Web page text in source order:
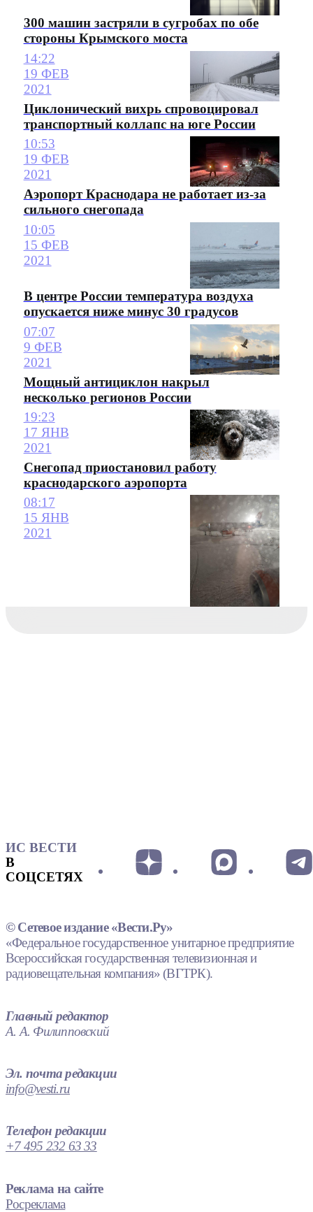
300 машин застряли в сугробах по обе
стороны Крымского моста
14:22
19 ФЕВ
2021
Циклонический вихрь спровоцировал
транспортный коллапс на юге России
10:53
19 ФЕВ
2021
Аэропорт Краснодара не работает из-за
сильного снегопада
10:05
15 ФЕВ
2021
В центре России температура воздуха
опускается ниже минус 30 градусов
07:07
9 ФЕВ
2021
Мощный антициклон накрыл
несколько регионов России
19:23
17 ЯНВ
2021
Снегопад приостановил работу
краснодарского аэропорта
08:17
15 ЯНВ
2021
ИС ВЕСТИ
В
СОЦСЕТЯХ
© Сетевое издание «Вести.Ру»
«Федеральное государственное унитарное предприятие
Всероссийская государственная телевизионная и
радиовещательная компания» (ВГТРК).
Главный редактор
А. А. Филипповский
Эл. почта редакции
info@vesti.ru
Телефон редакции
+7 495 232 63 33
Реклама на сайте
Росреклама